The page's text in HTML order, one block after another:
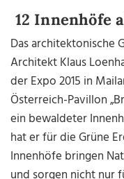
12 Innenhöfe
Das architektonische
Architekt Klaus
der Expo 2015 in
Österreich-Pavillon
ein bewaldeter
hat er für die Grüne
Innenhöfe bringen